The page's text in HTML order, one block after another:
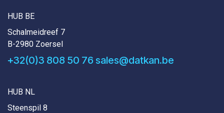
HUB BE
Schalmeidreef 7
B-2980 Zoersel
+32(0)3 808 50 76 sales@datkan.be
HUB NL
Steenspil 8